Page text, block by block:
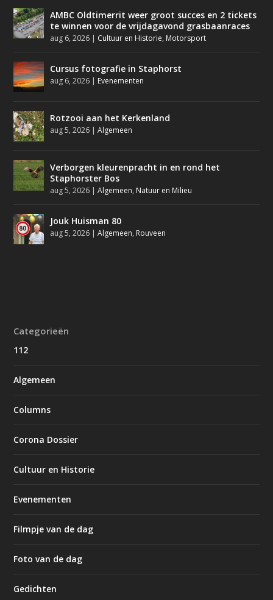
AMBC Oldtimerrit weer groot succes en 2 tickets
te winnen voor de vrijdagavond grasbaanraces
aug 6, 2026 | Cultuur en Historie, Motorsport
Cursus fotografie in Staphorst
aug 6, 2026 | Evenementen
Rotzooi aan het Kerkenland
aug 5, 2026 |Algemeen
Verborgen kleurenpracht in en rond het
Staphorster Bos
aug 5, 2026 |Algemeen, Natuur en Milieu
Jouk Huisman 80
aug 5, 2026 |Algemeen, Rouveen
Categorieën
112
Algemeen
Columns
Corona Dossier
Cultuur en Historie
Evenementen
Filmpje van de dag
Foto van de dag
Gedichten